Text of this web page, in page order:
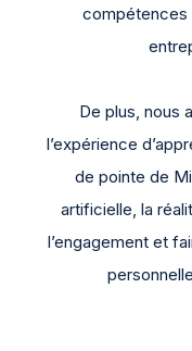
compétences
De plus, nous
l’expérience
de pointe de
artificielle, la
l’engagement et